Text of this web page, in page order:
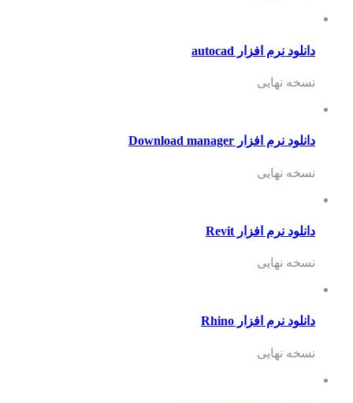
دانلود نرم افزار autocad
نسخه نهایی
دانلود نرم افزار Download manager
نسخه نهایی
دانلود نرم افزار Revit
نسخه نهایی
دانلود نرم افزار Rhino
نسخه نهایی